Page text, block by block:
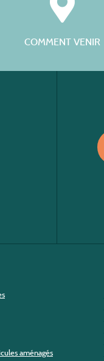
COMMENT VENIR
aménagés